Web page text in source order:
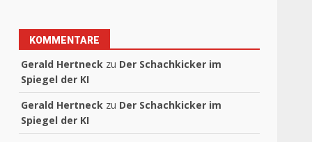
KOMMENTARE
Gerald Hertneck zu Der Schachkicker im
Spiegel der KI
Gerald Hertneck zu Der Schachkicker im
Spiegel der KI